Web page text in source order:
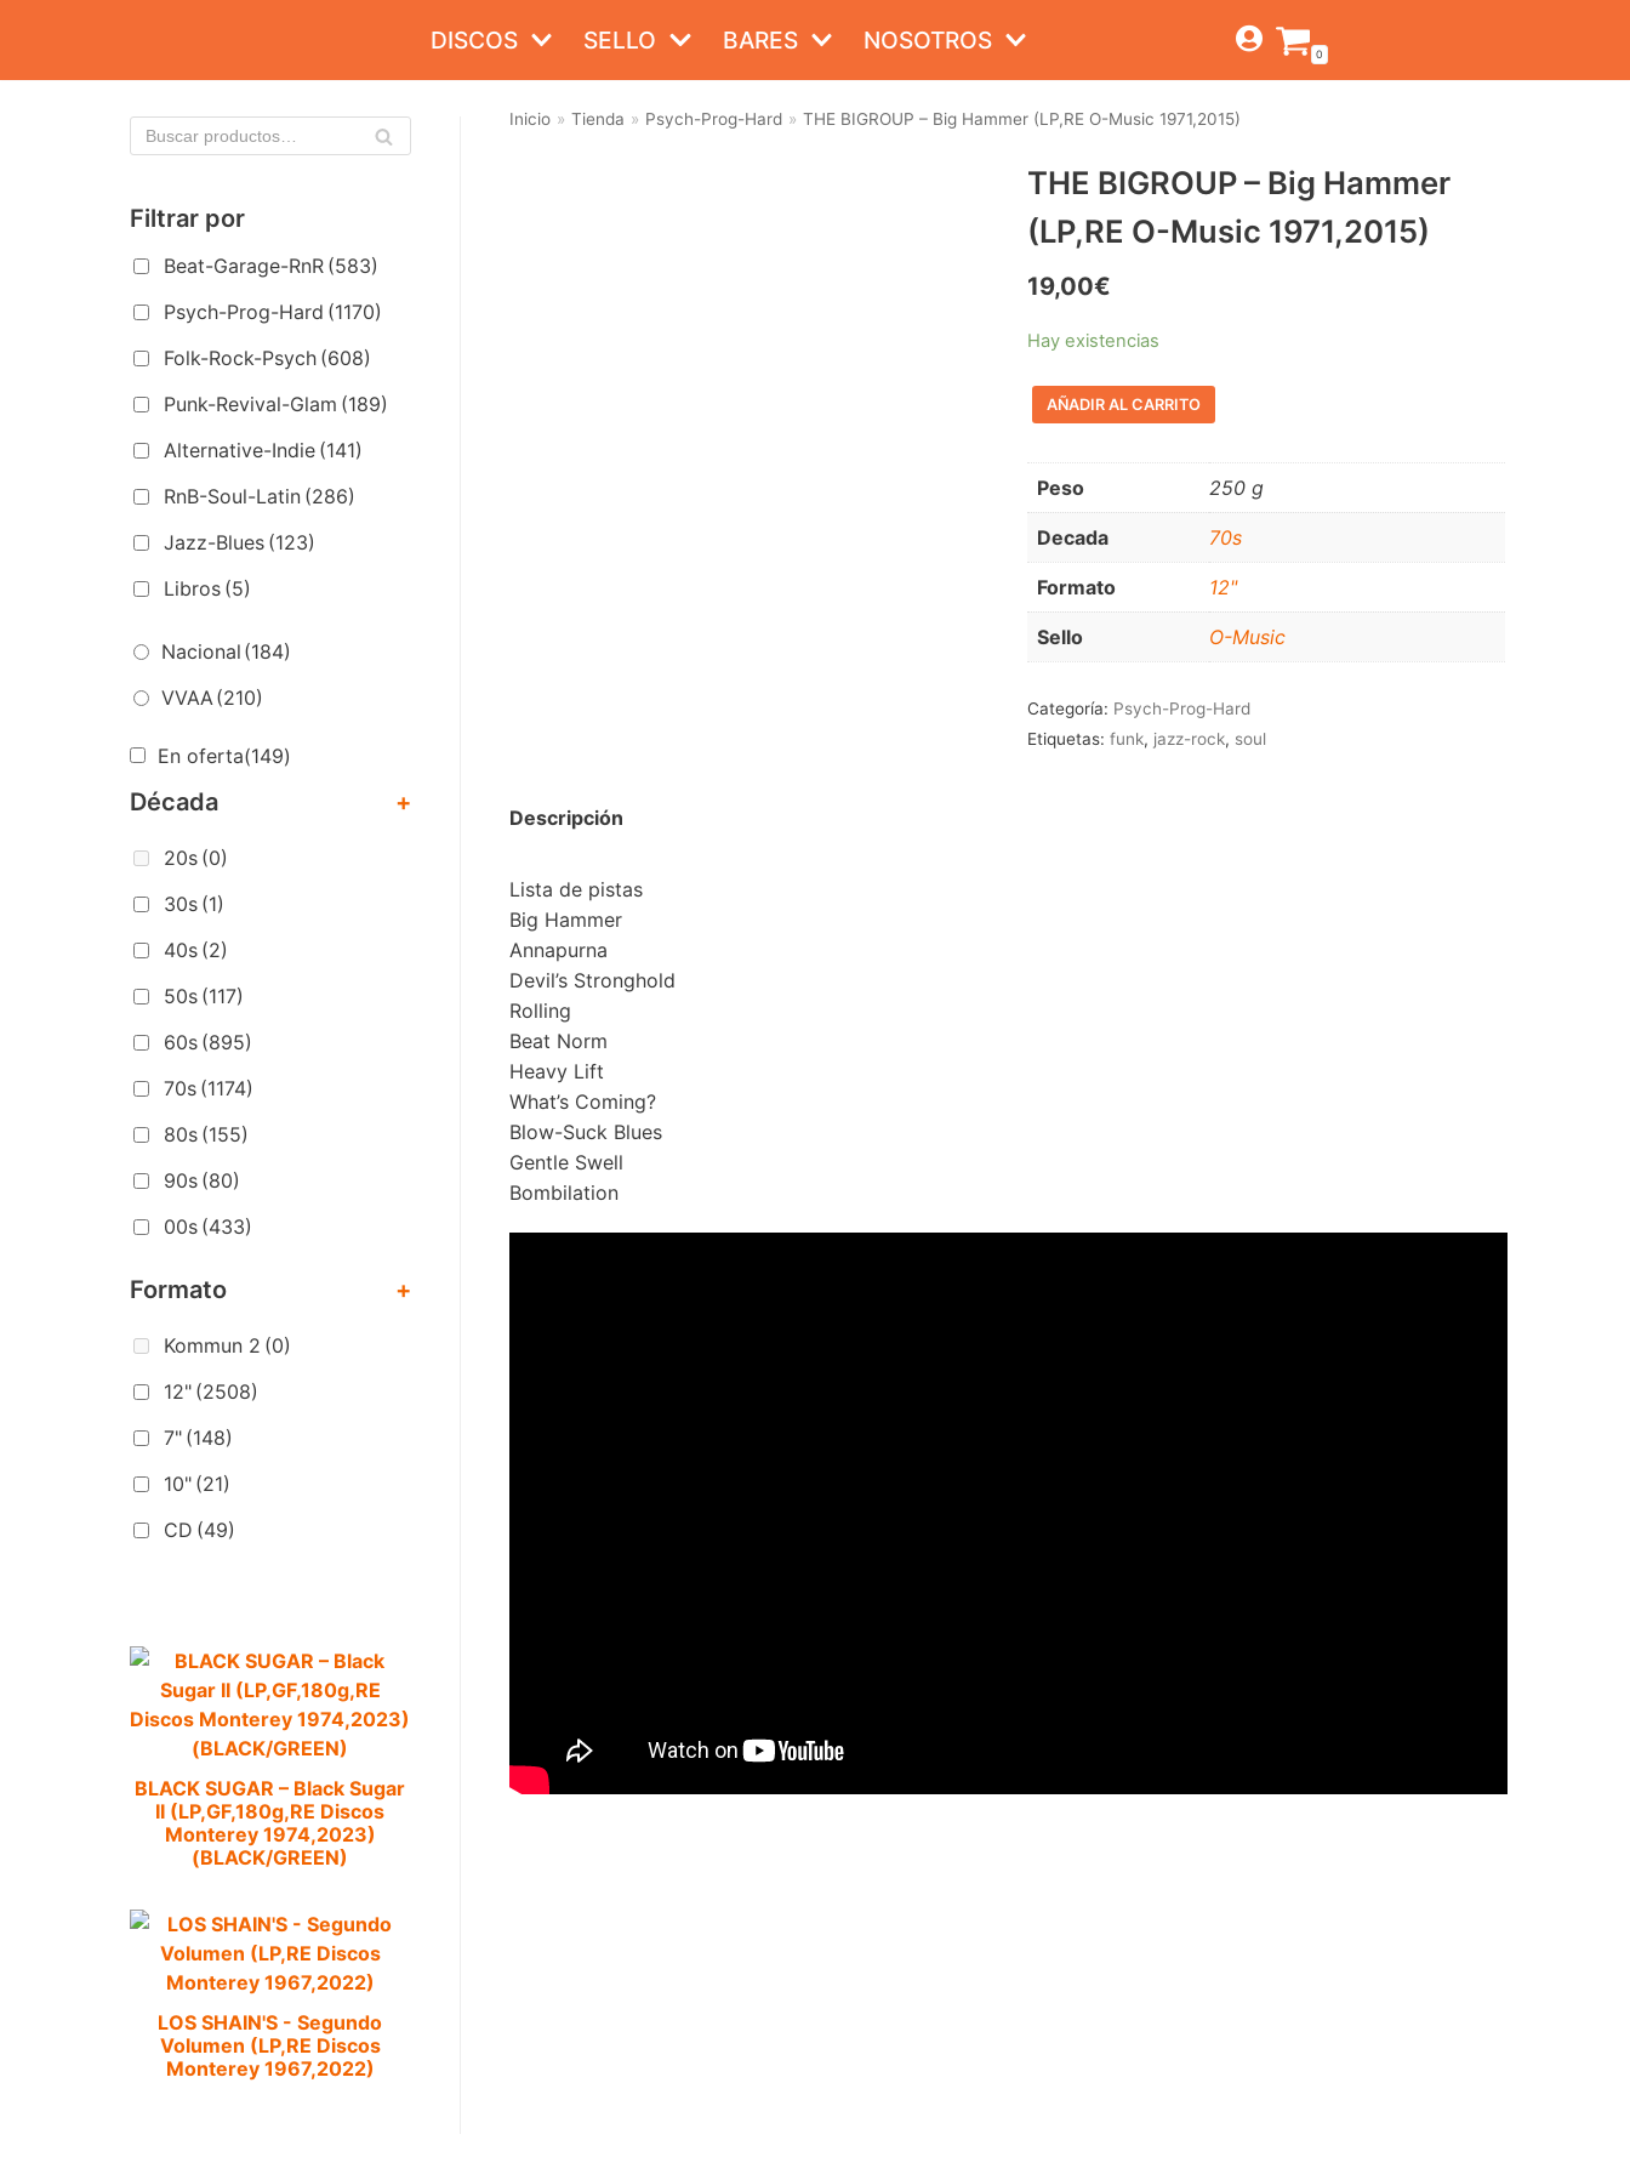
contenido
DISCOS SELLO BARES NOSOTROS 0
ESTILOS
ALTERNATIVE-INDIE
RNB-SOUL-LATIN
JAZZ-BLUES
JAGUAR
Filtrar por
Beat-Garage-RnR (583)
Psych-Prog-Hard (1170)
Folk-Rock-Psych (608)
Punk-Revival-Glam (189)
Alternative-Indie (141)
RnB-Soul-Latin (286)
Jazz-Blues (123)
Libros (5)
Nacional (184)
VVAA(210)
En oferta(149)
Década +
20s (0)
30s (1)
40s (2)
50s (117)
60s (895)
70s (1174)
80s (155)
90s (80)
00s (433)
Formato +
Kommun 2 (0)
12" (2508)
7" (148)
10" (21)
CD (49)
BLACK SUGAR – Black Sugar
II (LP,GF,180g,RE Discos
Monterey 1974,2023)
(BLACK/GREEN)
LOS SHAIN'S - Segundo
Volumen (LP,RE Discos
Monterey 1967,2022)
Inicio » Tienda » Psych-Prog-Hard » THE BIGROUP – Big Hammer (LP,RE O-Music 1971,2015)
THE BIGROUP – Big Hammer
(LP,RE O-Music 1971,2015)
19,00€
Hay existencias
AÑADIR AL CARRITO
Peso 250 g
Decada 70s
Formato 12"
Sello O-Music
Categoría: Psych-Prog-Hard
Etiquetas:funk, jazz-rock, soul
Descripción
Lista de pistas
Big Hammer
Annapurna
Devil’s Stronghold
Rolling
Beat Norm
Heavy Lift
What’s Coming?
Blow-Suck Blues
Gentle Swell
Bombilation